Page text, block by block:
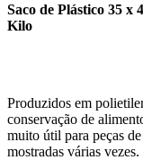
Saco de Plástico 35 x
Kilo
Produzidos em
conservação de
muito útil para peças
mostradas várias vezes.